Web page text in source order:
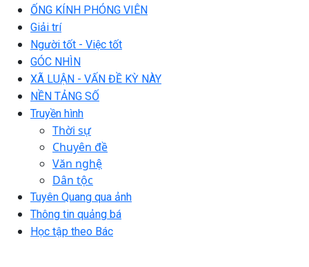
ỐNG KÍNH PHÓNG VIÊN
Giải trí
Người tốt - Việc tốt
GÓC NHÌN
XÃ LUẬN - VẤN ĐỀ KỲ NÀY
NỀN TẢNG SỐ
Truyền hình
Thời sự
Chuyên đề
Văn nghệ
Dân tộc
Tuyên Quang qua ảnh
Thông tin quảng bá
Học tập theo Bác